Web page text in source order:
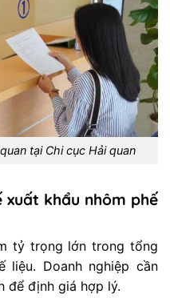
tại Chi cục Hải quan
xuất khẩu nhôm phế
tỷ trọng lớn trong tổng
liệu. Doanh nghiệp cần
để định giá hợp lý.